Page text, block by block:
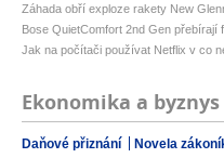
Záhada obří exploze rakety New
Bose QuietComfort 2nd Gen přebírají
Jak na počítači používat Netflix v co
Ekonomika a byznys
Daňové přiznání Novela